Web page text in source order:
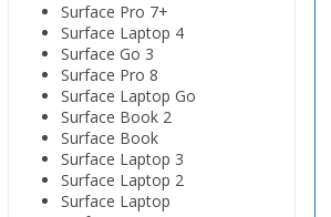
Surface Pro 7+
Surface Laptop 4
Surface Go 3
Surface Pro 8
Surface Laptop Go
Surface Book 2
Surface Book
Surface Laptop 3
Surface Laptop 2
Surface Laptop